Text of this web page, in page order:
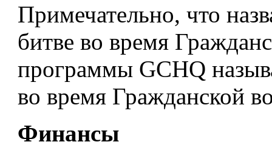
Примечательно, что
битве во время
программы GCHQ
во время Гражданской
Финансы